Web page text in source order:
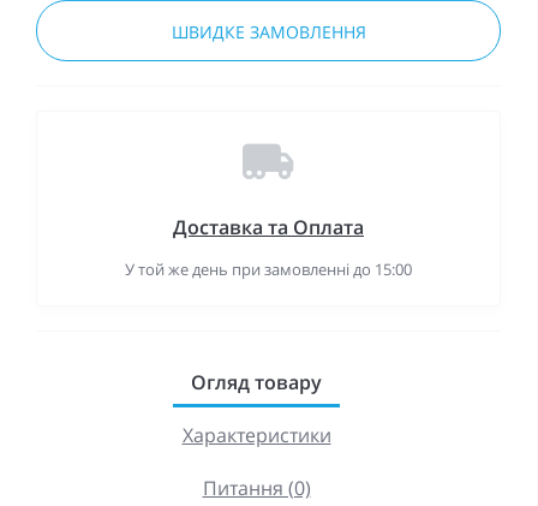
ШВИДКЕ ЗАМОВЛЕННЯ
Доставка та Оплата
У той же день при замовленні до 15:00
Огляд товару
Характеристики
Питання (0)